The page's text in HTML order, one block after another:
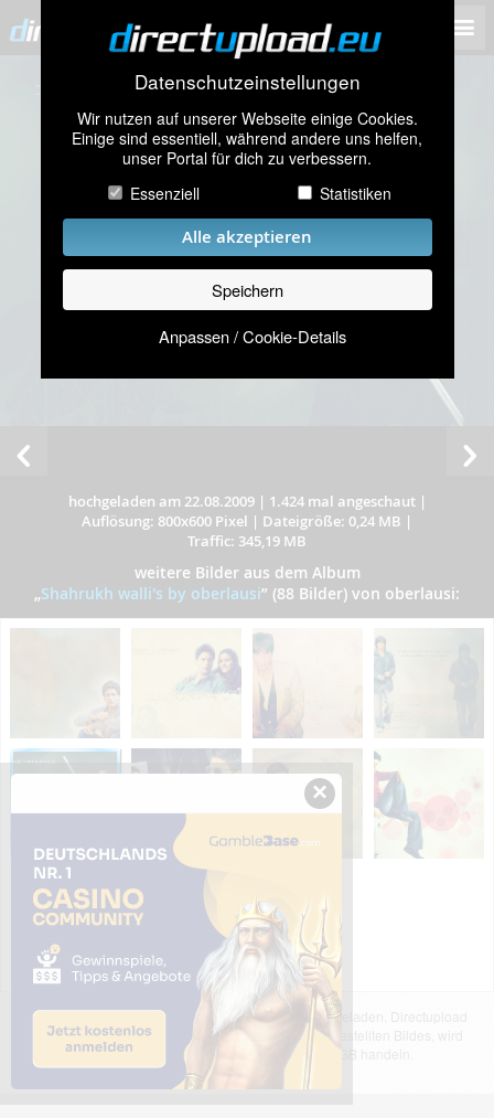
Datenschutzeinstellungen
Wir nutzen auf unserer Webseite einige Cookies.
Einige sind essentiell, während andere uns helfen,
unser Portal für dich zu verbessern.
Essenziell
Statistiken
Alle akzeptieren
Speichern
Anpassen / Cookie-Details
hochgeladen am 22.08.2009| 1.424 mal angeschaut|
Auflösung: 800x600 Pixel | Dateigröße: 0,24 MB |
Traffic: 345,19 MB
weitere Bilder aus dem Album
„Shahrukh walli's by oberlausi” (88 Bilder) von oberlausi:
Das dargestellte Bild wurde von einem Nutzer hochgeladen. Directupload
übernimmt keinerlei Haftung für den Inhalt des dargestellten Bildes, wird
jedoch bei Verstößen nach §2(3) unserer AGB handeln.
×